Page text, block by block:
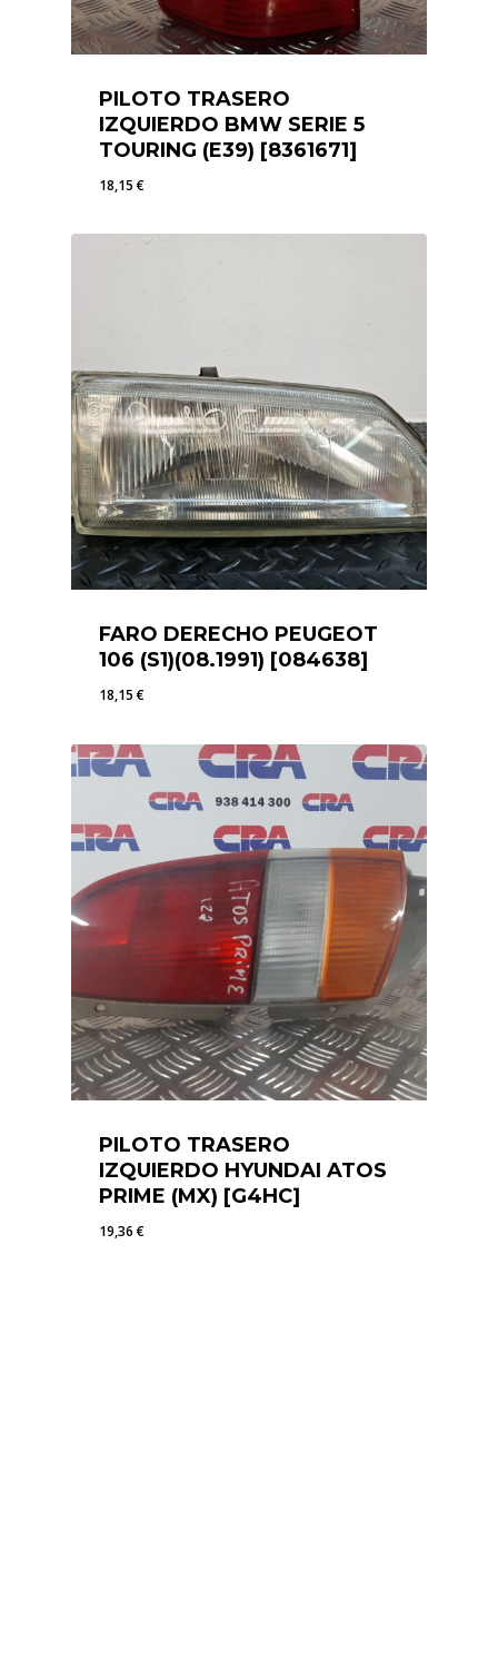
PILOTO TRASERO
IZQUIERDO BMW SERIE 5
TOURING (E39) [8361671]
18,15€
FARO DERECHO PEUGEOT
106 (S1)(08.1991) [084638]
18,15€
PILOTO TRASERO
IZQUIERDO HYUNDAI ATOS
PRIME (MX) [G4HC]
19,36€